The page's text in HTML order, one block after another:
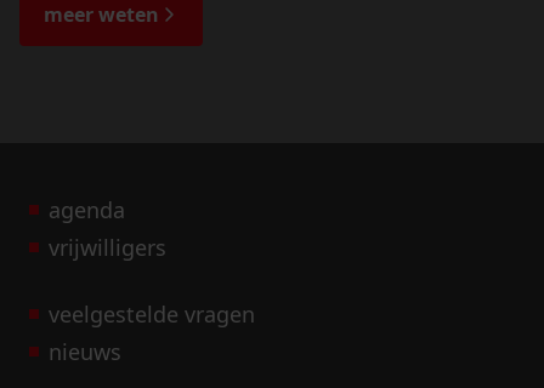
de bijzondere verhalen.
meer weten
agenda
vrijwilligers
veelgestelde vragen
nieuws